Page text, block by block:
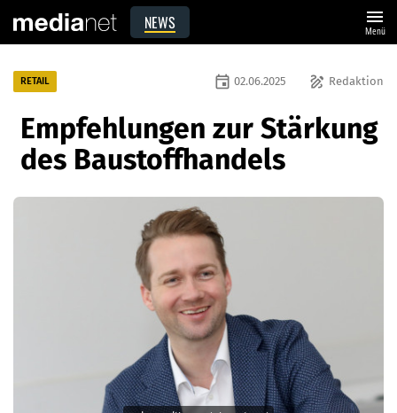
NEWS menu
Menü
RETAIL draw Redaktion
event 02.06.2025
Empfehlungen zur Stärkung
des Baustoffhandels